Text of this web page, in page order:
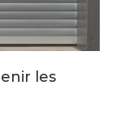
les